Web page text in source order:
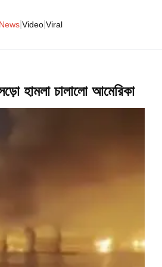
News Video Viral
হামলা চালালো আমেরিকা